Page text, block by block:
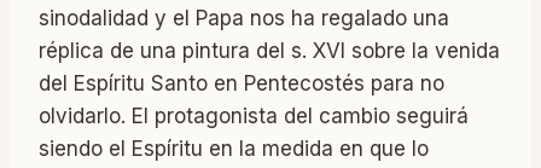
sinodalidad y el Papa nos ha regalado una
réplica de una pintura del s. XVI sobre la venida
del Espíritu Santo en Pentecostés para no
olvidarlo. El protagonista del cambio seguirá
siendo el Espíritu en la medida en que lo